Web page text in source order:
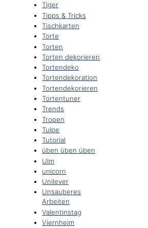
Tiger
Tipps & Tricks
Tischkarten
Torte
Torten
Torten dekorieren
Tortendeko
Tortendekoration
Tortendekorieren
Tortentuner
Trends
Tropen
Tulpe
Tutorial
üben üben üben
Ulm
unicorn
Unilever
Unsauberes
Arbeiten
Valentinstag
Viernheim